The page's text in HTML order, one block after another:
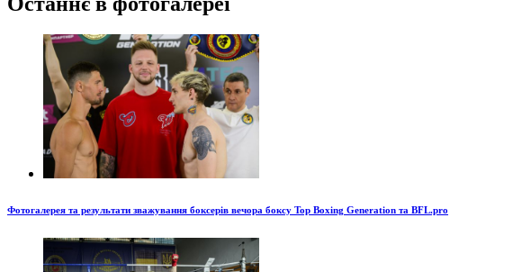
Фотогалерея та результати зважування боксерів вечора боксу Top Boxing Generation та BFL.pro